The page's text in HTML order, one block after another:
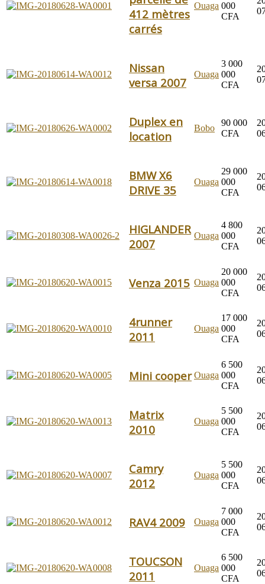
412 mètres
carrés
Ouaga 000
CFA
Nissan
versa 2007
Ouaga
3 000
000
CFA
Duplex en
location
Bobo
90 000
CFA
BMW X6
DRIVE 35
Ouaga
29 000
000
CFA
HIGLANDER
2007
Ouaga
4 800
000
CFA
Venza 2015 Ouaga
20 000
000
CFA
4runner
2011
Ouaga
17 000
000
CFA
Mini cooper Ouaga
6 500
000
CFA
Matrix
2010
Ouaga
5 500
000
CFA
Camry
2012
Ouaga
5 500
000
CFA
RAV4 2009 Ouaga
7 000
000
CFA
TOUCSON
2011
Ouaga
6 500
000
CFA